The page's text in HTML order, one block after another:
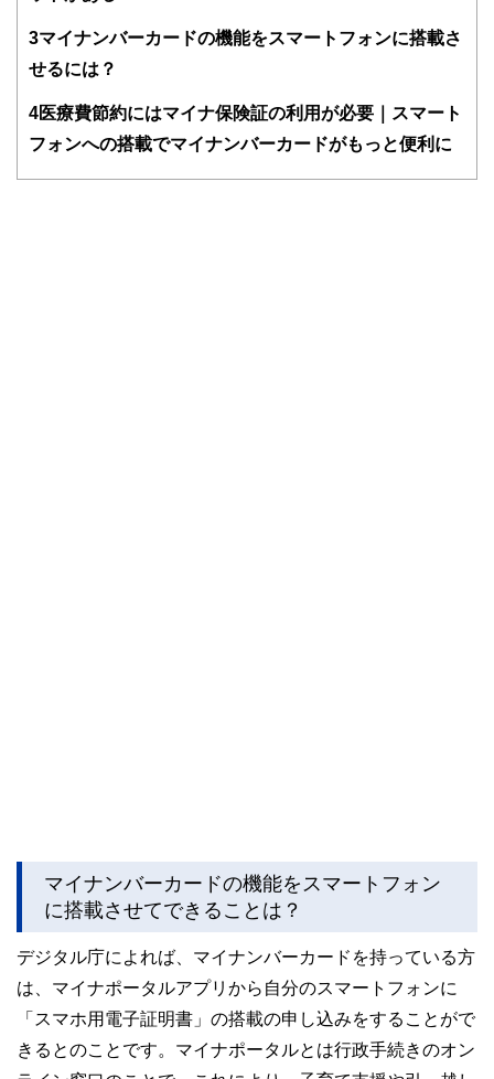
ドバイザー、DCプランナー、公認会計士、社会保険労務
士、行政書士、投資アナリスト、キャリアコンサルタントな
をわかりやすく発信している点です。
執筆者・監修者による執筆体制を築くことで、内容のわかり
3マイナンバーカードの機能をスマートフォンに搭載さ
せるには？
4医療費節約にはマイナ保険証の利用が必要｜スマート
フォンへの搭載でマイナンバーカードがもっと便利に
マイナンバーカードの機能をスマートフォン
に搭載させてできることは？
デジタル庁によれば、マイナンバーカードを持っている方
は、マイナポータルアプリから自分のスマートフォンに
「スマホ用電子証明書」の搭載の申し込みをすることがで
きるとのことです。マイナポータルとは行政手続きのオン